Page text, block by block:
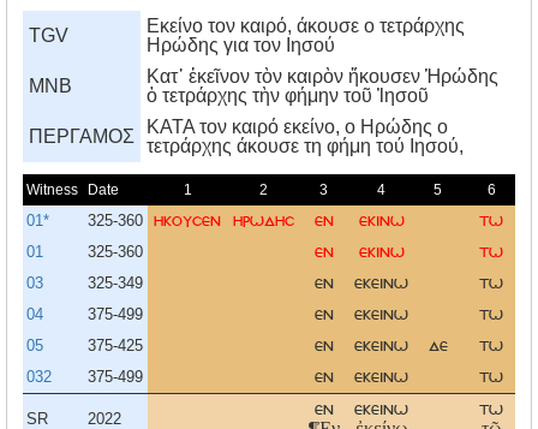
TGV
Εκείνο τον καιρό, άκουσε ο τετράρχης
Ηρώδης για τον Ιησού
MNB
Κατ᾿ ἐκεῖνον τὸν καιρὸν ἤκουσεν Ἡρώδης
ὁ τετράρχης τὴν φήμην τοῦ Ἰησοῦ
ΠΕΡΓΑΜΟΣ
KATA τον καιρό εκείνο, ο Hρώδης ο
τετράρχης άκουσε τη φήμη τού Iησού,
Witness Date 1 2 3 4 5 6
01* 325-360 ηκουσεν ηρωδησ εν εκινω τω
01 325-360 εν εκινω τω
03 325-349 εν εκεινω τω
04 375-499 εν εκεινω τω
05 375-425 εν εκεινω δε τω
032 375-499 εν εκεινω τω
SR 2022
εν εκεινω τω